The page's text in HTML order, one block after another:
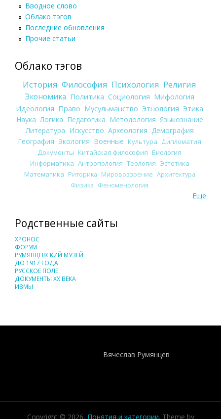
Вводное слово
Облако тэгов
Последние обновления
Прочие статьи
Облако тэгов
История Философия Психология Религия
Экономика Политика Социология Мифология
Идеология Право Мусульманство Этнология Этика
Наука Логика Педагогика Методология Языкознание
Литература Искусство Археология Демография
География Экология Военные Культура
Дипломатия
Документы Китайская философия Биология
Информатика Антропология Теология Эстетика
Математика Риторика Мировоззрение Архитектура
Физика Феноменология
Еще
Родственные сайты
ХРОНОС
ФОРУМ
РУМЯНЦЕВСКИЙ МУЗЕЙ
ДО 1917 ГОДА
РУССКОЕ ПОЛЕ
ДОКУМЕНТЫ XX ВЕКА
ИЗМЫ
Вячеслав Румянцев
Copyright © 2026, Понятия и категории. Theme by